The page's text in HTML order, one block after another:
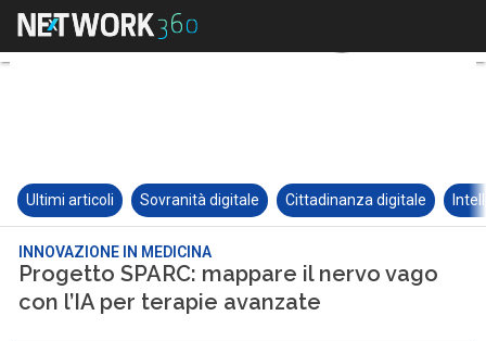
Ultimi articoli Sovranità digitale Cittadinanza digitale
INNOVAZIONE IN MEDICINA
Progetto SPARC: mappare il nervo vago
con l’IA per terapie avanzate